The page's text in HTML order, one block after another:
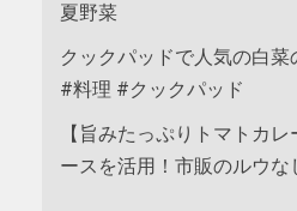
夏野菜
クックパッドで人気の白
#料理 #クックパッド
【旨みたっぷりトマトカ
ースを活用！市販のルウな